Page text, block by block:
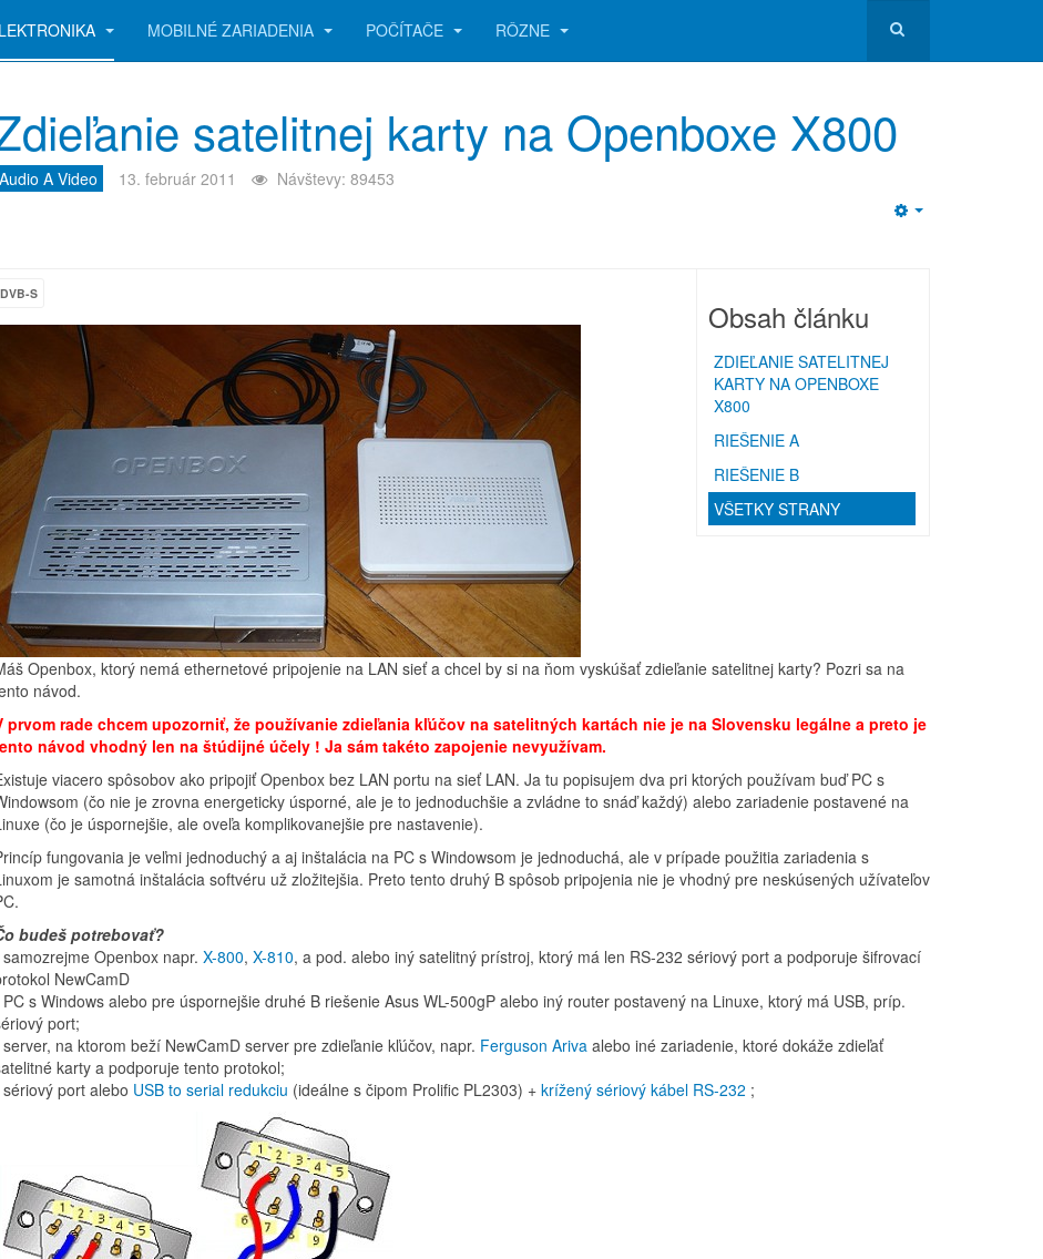
MOBILNÉ ZARIADENIA POČÍTAČE RÔZNE
satelitnej karty na Openboxe X800
Audio A Video 13. február 2011 Návštevy: 89453
Obsah článku
ZDIEĽANIE SATELITNEJ
KARTY NA OPENBOXE
X800
RIEŠENIE A
RIEŠENIE B
VŠETKY STRANY
DVB-S
Openbox, ktorý nemá ethernetové pripojenie na LAN sieť a chcel by si na ňom vyskúšať zdieľanie satelitnej karty? Pozri sa na
návod.
prvom rade chcem upozorniť, že používanie zdieľania kľúčov na satelitných kartách nie je na Slovensku legálne a preto je
návod vhodný len na štúdijné účely ! Ja sám takéto zapojenie nevyužívam.
viacero spôsobov ako pripojiť Openbox bez LAN portu na sieť LAN. Ja tu popisujem dva pri ktorých používam buď PC s
(čo nie je zrovna energeticky úsporné, ale je to jednoduchšie a zvládne to snáď každý) alebo zariadenie postavené na
(čo je úspornejšie, ale oveľa komplikovanejšie pre nastavenie).
fungovania je veľmi jednoduchý a aj inštalácia na PC s Windowsom je jednoduchá, ale v prípade použitia zariadenia s
je samotná inštalácia softvéru už zložitejšia. Preto tento druhý B spôsob pripojenia nie je vhodný pre neskúsených užívateľov
budeš potrebovať?
Openbox napr. X-800, X-810, a pod. alebo iný satelitný prístroj, ktorý má len RS-232 sériový port a podporuje šifrovací
NewCamD
s Windows alebo pre úspornejšie druhé B riešenie Asus WL-500gP alebo iný router postavený na Linuxe, ktorý má USB, príp.
port;
na ktorom beží NewCamD server pre zdieľanie kľúčov, napr. Ferguson Ariva alebo iné zariadenie, ktoré dokáže zdieľať
karty a podporuje tento protokol;
port alebo USB to serial redukciu (ideálne s čipom Prolific PL2303) + krížený sériový kábel RS-232 ;